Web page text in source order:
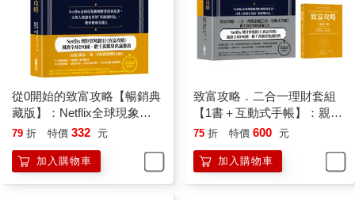
從0開始的致富攻略【暢銷典
藏版】：Netflix全球現象級
理財實境秀原著，百萬人實
教你變成有錢人
79 折 特價 332 元
加入購物車
致富攻略．二合一理財套組
【1書＋互動式手帳】：親手
設計你的富裕人生（Netflix
著）
75 折 特價 600 元
加入購物車